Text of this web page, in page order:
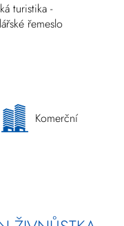
turistika -
řemeslo
Komerční